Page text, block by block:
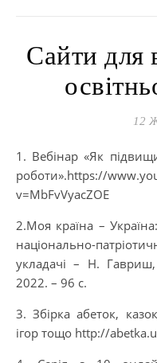
Сайти для
12
1. Вебінар «Як підвищити ефективність дистанційної
роботи».https://
v=MbFvVyacZOE
2.Моя країна –
національно-
укладачі – Н.
2022. – 96 с.
3. Збірка абеток,
ігор тощо http://